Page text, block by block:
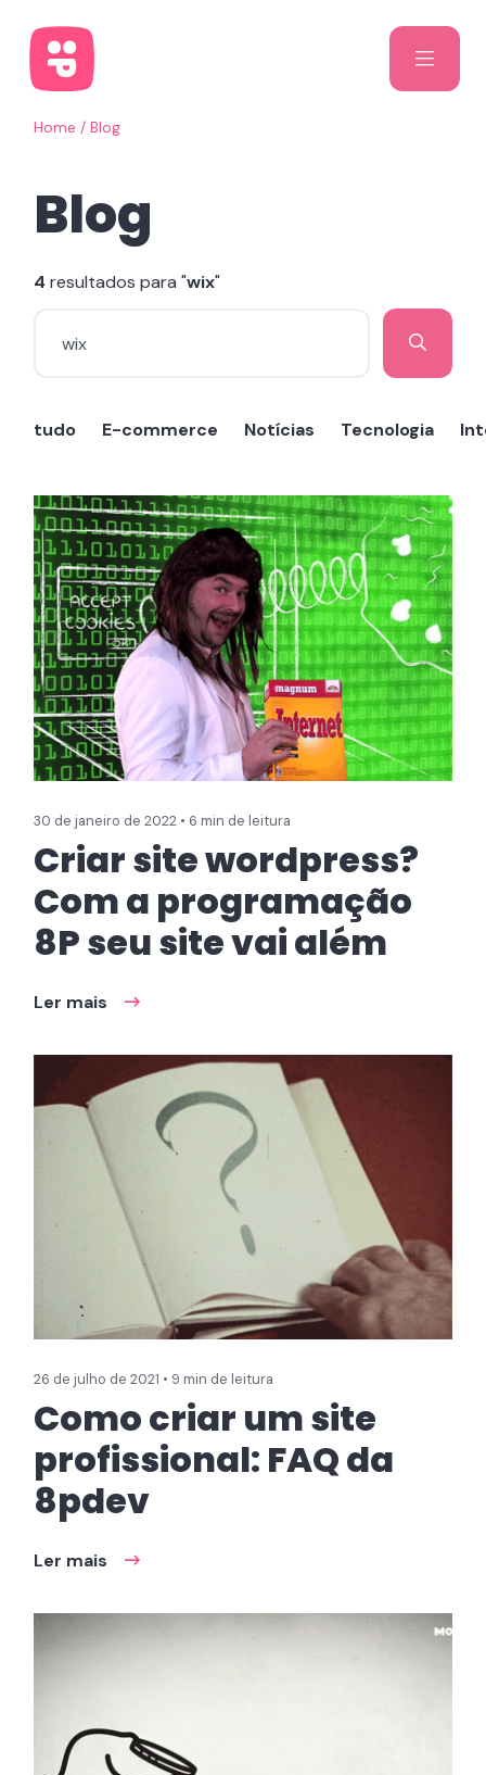
Home / Blog
Blog
4 resultados para "wix"
tudo E-commerce Notícias Tecnologia
30 de janeiro de 2022 • 6 min de leitura
Criar site wordpress?
Com a programação
8P seu site vai além
Ler mais
26 de julho de 2021 • 9 min de leitura
Como criar um site
profissional: FAQ da
8pdev
Ler mais